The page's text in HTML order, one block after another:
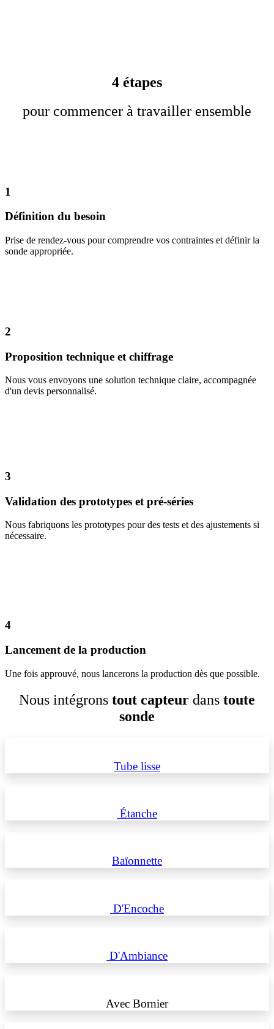
4 étapes
pour commencer à travailler ensemble
1
Définition du besoin
Prise de rendez-vous pour comprendre vos contraintes et définir la
sonde appropriée.
2
Proposition technique et chiffrage
Nous vous envoyons une solution technique claire, accompagnée
d'un devis personnalisé.
3
Validation des prototypes et pré-séries
Nous fabriquons les prototypes pour des tests et des ajustements si
nécessaire.
4
Lancement de la production
Une fois approuvé, nous lancerons la production dès que possible.
Nous intégrons tout capteur dans toute
sonde
Tube lisse
Étanche
Baïonnette
D'Encoche
D'Ambiance
Avec Bornier